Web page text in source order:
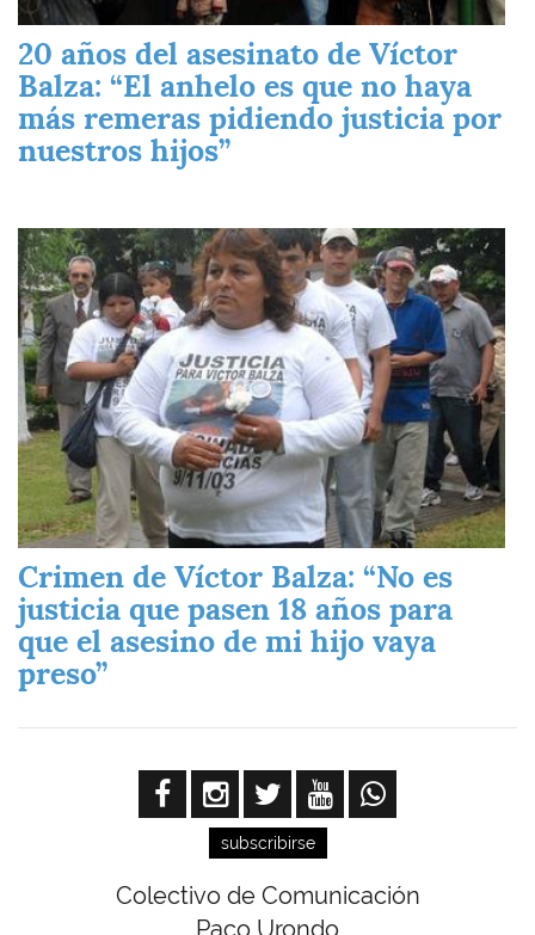
20 años del asesinato de Víctor
Balza: “El anhelo es que no haya
más remeras pidiendo justicia por
nuestros hijos”
Imagen
Crimen de Víctor Balza: “No es
justicia que pasen 18 años para
que el asesino de mi hijo vaya
preso”
subscribirse
Colectivo de Comunicación
Paco Urondo